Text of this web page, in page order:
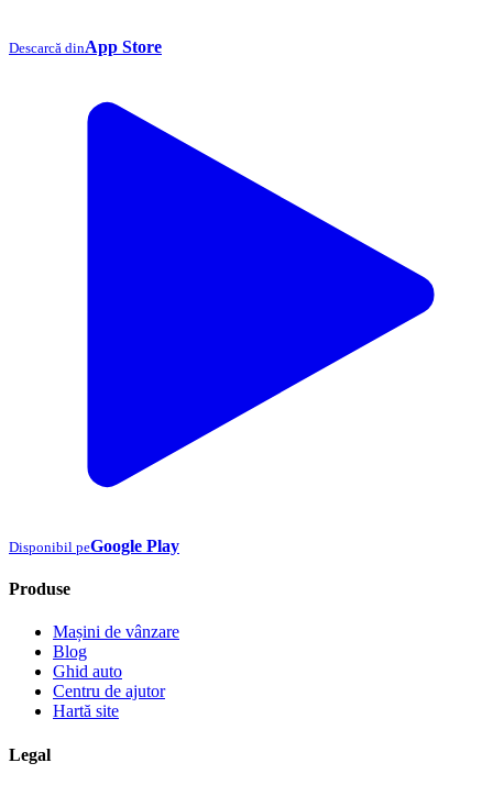
Descarcă dinApp Store
Disponibil peGoogle Play
Produse
Mașini de vânzare
Blog
Ghid auto
Centru de ajutor
Hartă site
Legal